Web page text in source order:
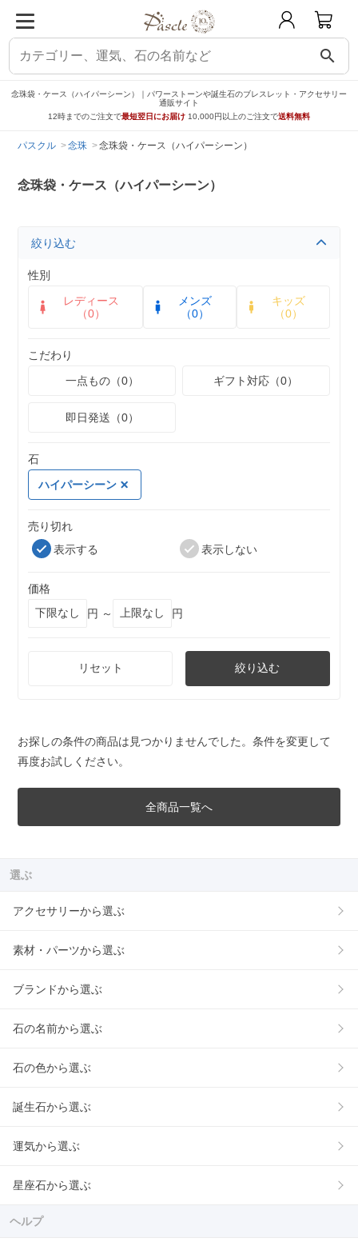
search
念珠袋・ケース（ハイパーシーン）｜パワーストーンや誕生石のブレスレット・アクセサリー
通販サイト
12時までのご注文で最短翌日にお届け 10,000円以上のご注文で送料無料
パスクル 念珠 念珠袋・ケース（ハイパーシーン）
念珠袋・ケース（ハイパーシーン）
絞り込む
性別
レディース
（0）
メンズ
（0）
キッズ
（0）
こだわり
一点もの（0）
ギフト対応（0）
即日発送（0）
石
ハイパーシーン
売り切れ
表示する
表示しない
価格
円 ～
円
リセット 絞り込む
お探しの条件の商品は見つかりませんでした。条件を変更して
再度お試しください。
全商品一覧へ
選ぶ
アクセサリーから選ぶ
素材・パーツから選ぶ
ブランドから選ぶ
石の名前から選ぶ
石の色から選ぶ
誕生石から選ぶ
運気から選ぶ
星座石から選ぶ
ヘルプ